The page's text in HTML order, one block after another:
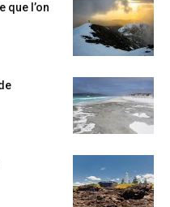
que l’on